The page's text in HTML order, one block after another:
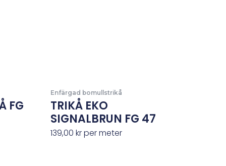
FG
Enfärgad bomullstrikå
TRIKÅ EKO
SIGNALBRUN FG 47
139,00krper meter